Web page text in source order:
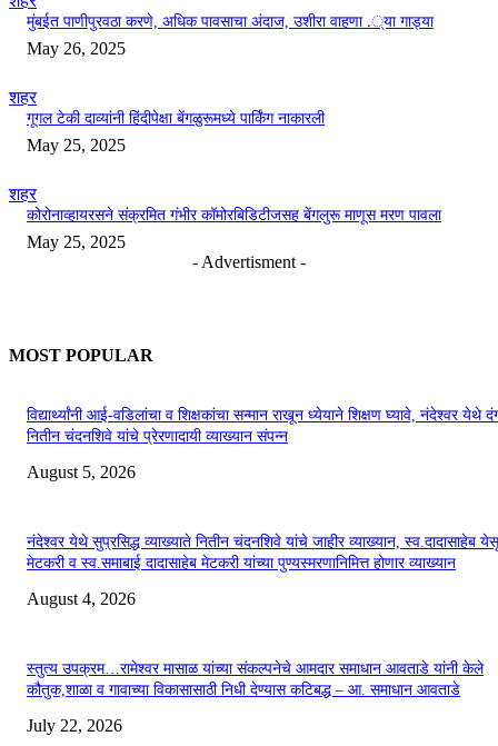
मुंबईत पाणीपुरवठा करणे, अधिक पावसाचा अंदाज, उशीरा वाहणा .्या गाड्या
May 26, 2025
शहर
गूगल टेकी दाव्यांनी हिंदीपेक्षा बेंगळुरूमध्ये पार्किंग नाकारली
May 25, 2025
शहर
कोरोनाव्हायरसने संक्रमित गंभीर कॉमोरबिडिटीजसह बेंगलुरू माणूस मरण पावला
May 25, 2025
- Advertisment -
MOST POPULAR
विद्यार्थ्यांनी आई-वडिलांचा व शिक्षकांचा सन्मान राखून ध्येयाने शिक्षण घ्यावे, नंदेश्वर येथे
नितीन चंदनशिवे यांचे प्रेरणादायी व्याख्यान संपन्न
August 5, 2026
नंदेश्वर येथे सुप्रसिद्ध व्याख्याते नितीन चंदनशिवे यांचे जाहीर व्याख्यान, स्व.दादासाहेब येसू
मेटकरी व स्व.समाबाई दादासाहेब मेटकरी यांच्या पुण्यस्मरणानिमित्त होणार व्याख्यान
August 4, 2026
स्तुत्य उपक्रम…रामेश्वर मासाळ यांच्या संकल्पनेचे आमदार समाधान आवताडे यांनी केले
कौतुक,शाळा व गावाच्या विकासासाठी निधी देण्यास कटिबद्ध – आ. समाधान आवताडे
July 22, 2026